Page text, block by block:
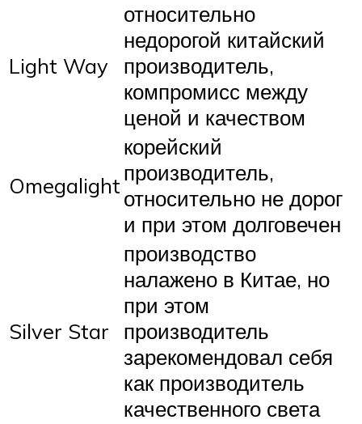
Light Way
относительно
недорогой китайский
производитель,
компромисс между
ценой и качеством
Omegalight
корейский
производитель,
относительно не дорог
и при этом долговечен
Silver Star
производство
налажено в Китае, но
при этом
производитель
зарекомендовал себя
как производитель
качественного света